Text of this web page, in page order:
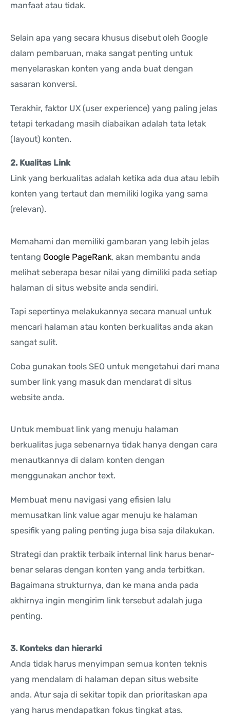
manfaat atau tidak.
Selain apa yang secara khusus disebut oleh Google
dalam pembaruan, maka sangat penting untuk
menyelaraskan konten yang anda buat dengan
sasaran konversi.
Terakhir, faktor UX (user experience) yang paling jelas
tetapi terkadang masih diabaikan adalah tata letak
(layout) konten.
2. Kualitas Link
Link yang berkualitas adalah ketika ada dua atau lebih
konten yang tertaut dan memiliki logika yang sama
(relevan).
Memahami dan memiliki gambaran yang lebih jelas
tentang Google PageRank, akan membantu anda
melihat seberapa besar nilai yang dimiliki pada setiap
halaman di situs website anda sendiri.
Tapi sepertinya melakukannya secara manual untuk
mencari halaman atau konten berkualitas anda akan
sangat sulit.
Coba gunakan tools SEO untuk mengetahui dari mana
sumber link yang masuk dan mendarat di situs
website anda.
Untuk membuat link yang menuju halaman
berkualitas juga sebenarnya tidak hanya dengan cara
menautkannya di dalam konten dengan
menggunakan anchor text.
Membuat menu navigasi yang efisien lalu
memusatkan link value agar menuju ke halaman
spesifik yang paling penting juga bisa saja dilakukan.
Strategi dan praktik terbaik internal link harus benar-
benar selaras dengan konten yang anda terbitkan.
Bagaimana strukturnya, dan ke mana anda pada
akhirnya ingin mengirim link tersebut adalah juga
penting.
3. Konteks dan hierarki
Anda tidak harus menyimpan semua konten teknis
yang mendalam di halaman depan situs website
anda. Atur saja di sekitar topik dan prioritaskan apa
yang harus mendapatkan fokus tingkat atas.